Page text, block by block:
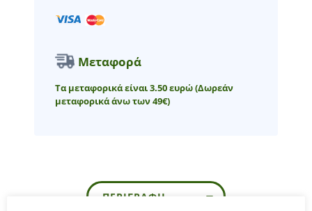
Μεταφορά
Τα μεταφορικά είναι 3.50 ευρώ(Δωρεάν
μεταφορικά άνω των 49€)
ΠΕΡΙΓΡΑΦΉ